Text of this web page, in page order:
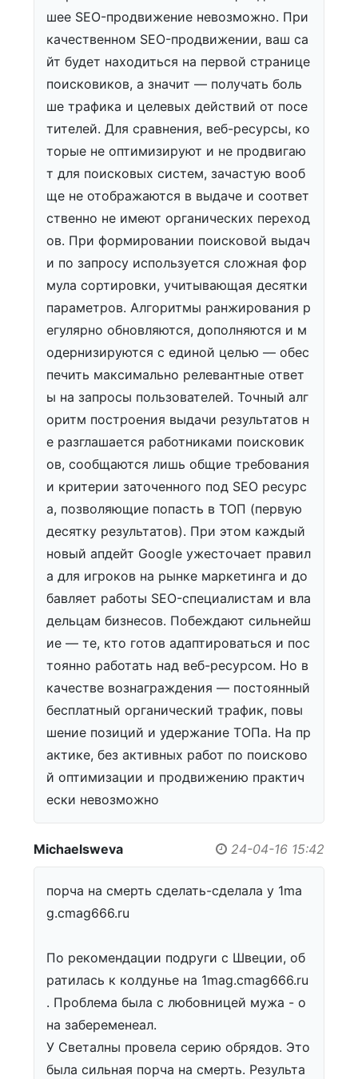
шее SEO-продвижение невозможно. При
качественном SEO-продвижении, ваш са
йт будет находиться на первой странице
поисковиков, а значит — получать боль
ше трафика и целевых действий от посе
тителей. Для сравнения, веб-ресурсы, ко
торые не оптимизируют и не продвигаю
т для поисковых систем, зачастую вооб
ще не отображаются в выдаче и соответ
ственно не имеют органических переход
ов. При формировании поисковой выдач
и по запросу используется сложная фор
мула сортировки, учитывающая десятки
параметров. Алгоритмы ранжирования р
егулярно обновляются, дополняются и м
одернизируются с единой целью — обес
печить максимально релевантные ответ
ы на запросы пользователей. Точный алг
оритм построения выдачи результатов н
е разглашается работниками поисковик
ов, сообщаются лишь общие требования
и критерии заточенного под SEO ресурс
а, позволяющие попасть в ТОП (первую
десятку результатов). При этом каждый
новый апдейт Google ужесточает правил
а для игроков на рынке маркетинга и до
бавляет работы SEO-специалистам и вла
дельцам бизнесов. Побеждают сильнейш
ие — те, кто готов адаптироваться и пос
тоянно работать над веб-ресурсом. Но в
качестве вознаграждения — постоянный
бесплатный органический трафик, повы
шение позиций и удержание ТОПа. На пр
актике, без активных работ по поисково
й оптимизации и продвижению практич
ески невозможно
Michaelsweva 24-04-16 15:42
порча на смерть сделать-сделала у 1ma
g.cmag666.ru
По рекомендации подруги с Швеции, об
ратилась к колдунье на 1mag.cmag666.ru
. Проблема была с любовницей мужа - о
на забеременеал.
У Светалны провела серию обрядов. Это
была сильная порча на смерть. Результа